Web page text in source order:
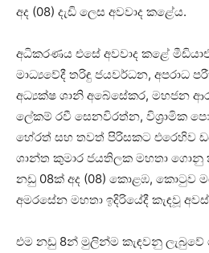
අද (08) දැඩි ලෙස අවවාද කළේය.
අධිකරණය එසේ අවවාද කළේ
මාධ්‍යවේදී තරිඳු ජයවර්ධන, අපරාධ
අධ්‍යක්ෂ ශානි අබේසේකර, මහජන
ලේකම් රවී සෙනවිරත්න, විශ්‍රාමික
හේරත් සහ තවත් පිරිසකට එරෙහිව
ශාන්ත කුමාර ජයතිලක මහතා ගොනු
නඩු 08ක් අද (08) කොළඹ, කොටුව
අමරසේන මහතා ඉදිරියේදී කැඳවූ
එම නඩු 8න් මුලින්ම කැඳවනු ලැබුවේ